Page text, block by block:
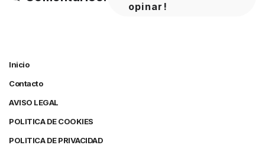
opinar!
Inicio
Contacto
AVISO LEGAL
POLITICA DE COOKIES
POLITICA DE PRIVACIDAD